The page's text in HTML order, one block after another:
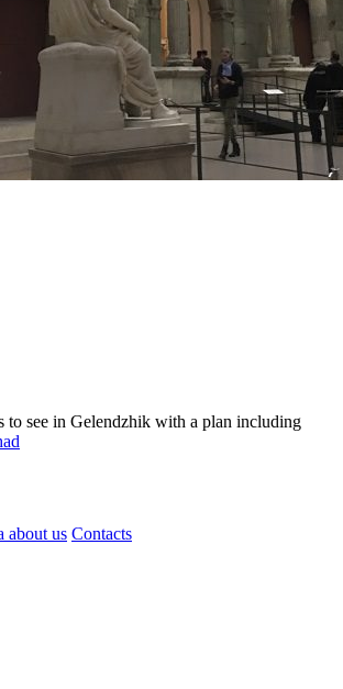
to see in Gelendzhik with a plan including
about us Contacts